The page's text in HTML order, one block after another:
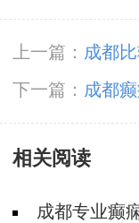
上一篇： 成都
药物治疗
下一篇： 成都
月19日上午，
急预案演练
相关阅读
成都专业癫